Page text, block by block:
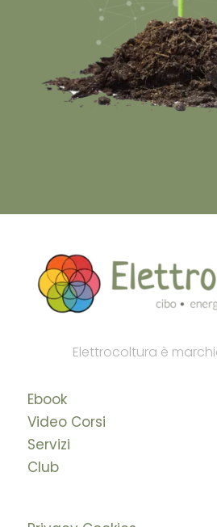
Elettrocoltura è
Ebook
Video Corsi
Servizi
Club